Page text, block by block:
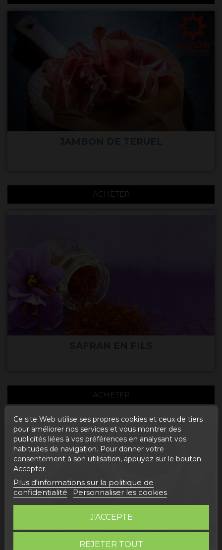
ACHETER
ACHETER
Ce site Web utilise ses propres cookies et ceux de tiers
pour améliorer nos services et vous montrer des
publicités liées à vos préférences en analysant vos
habitudes de navigation. Pour donner votre
consentement à son utilisation, appuyez sur le bouton
Accepter.
Plus d'informations sur la politique de
confidentialité
Personnaliser les cookies
REJETER TOUT
J'ACCEPTE